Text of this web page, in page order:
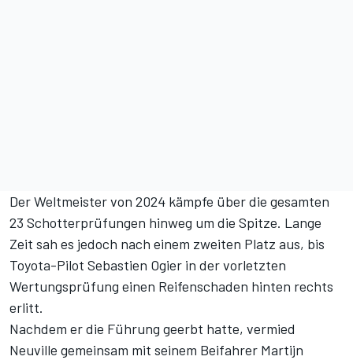
Der Weltmeister von 2024 kämpfe über die gesamten
23 Schotterprüfungen hinweg um die Spitze. Lange
Zeit sah es jedoch nach einem zweiten Platz aus, bis
Toyota-Pilot Sebastien Ogier in der vorletzten
Wertungsprüfung einen Reifenschaden hinten rechts
erlitt.
Nachdem er die Führung geerbt hatte, vermied
Neuville gemeinsam mit seinem Beifahrer Martijn